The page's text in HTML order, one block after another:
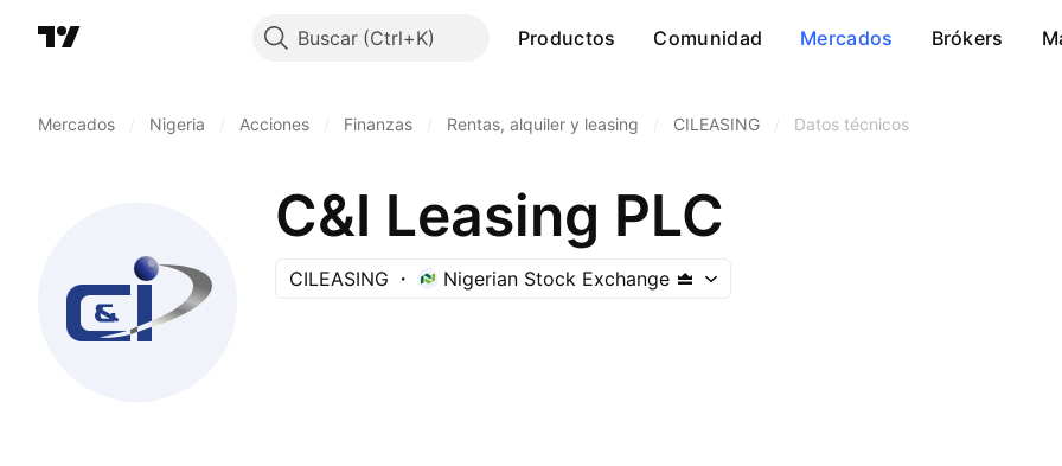
Buscar Productos Comunidad Mercados Brókers
Mercados Nigeria Acciones Finanzas Rentas, alquiler y leasing CILEASING Datos técnicos
C&I Leasing PLC
CILEASING Nigerian Stock Exchange